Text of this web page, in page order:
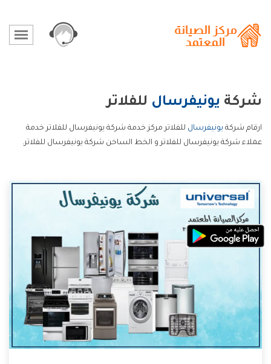
شركة يونيفرسال للفلاتر
ارقام شركة يونيفرسال للفلاتر مركز خدمة شركة يونيفرسال للفلاتر خدمة
عملاء شركة يونيفرسال للفلاتر و الخط الساخن شركة يونيفرسال للفلاتر.